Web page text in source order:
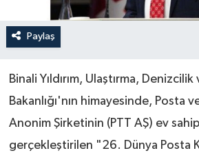
Paylaş
Binali Yıldırım, Ulaştırma,
Bakanlığı'nın himayesinde, Posta
Anonim Şirketinin (PTT AŞ) ev
gerçekleştirilen "26. Dünya Posta